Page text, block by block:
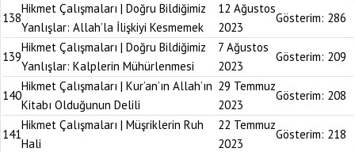
138
Hikmet Çalışmaları | Doğru Bildiğimiz
Yanlışlar: Allah’la İlişkiyi Kesmemek
12 Ağustos
2023
Gösterim: 286
139
Hikmet Çalışmaları | Doğru Bildiğimiz
Yanlışlar: Kalplerin Mühürlenmesi
7 Ağustos
2023
Gösterim: 209
140
Hikmet Çalışmaları | Kur’an’ın Allah’ın
Kitabı Olduğunun Delili
29 Temmuz
2023
Gösterim: 208
141
Hikmet Çalışmaları | Müşriklerin Ruh
Hali
22 Temmuz
2023
Gösterim: 218